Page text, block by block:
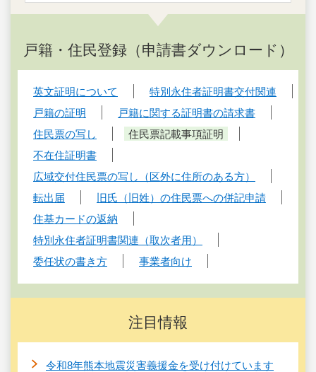
戸籍・住民登録（申請書ダウンロード）
英文証明について
特別永住者証明書交付関連
戸籍の証明
戸籍に関する証明書の請求書
住民票の写し
住民票記載事項証明
不在住証明書
広域交付住民票の写し（区外に住所のある方）
転出届
旧氏（旧姓）の住民票への併記申請
住基カードの返納
特別永住者証明書関連（取次者用）
委任状の書き方
事業者向け
注目情報
令和8年熊本地震災害義援金を受け付けています